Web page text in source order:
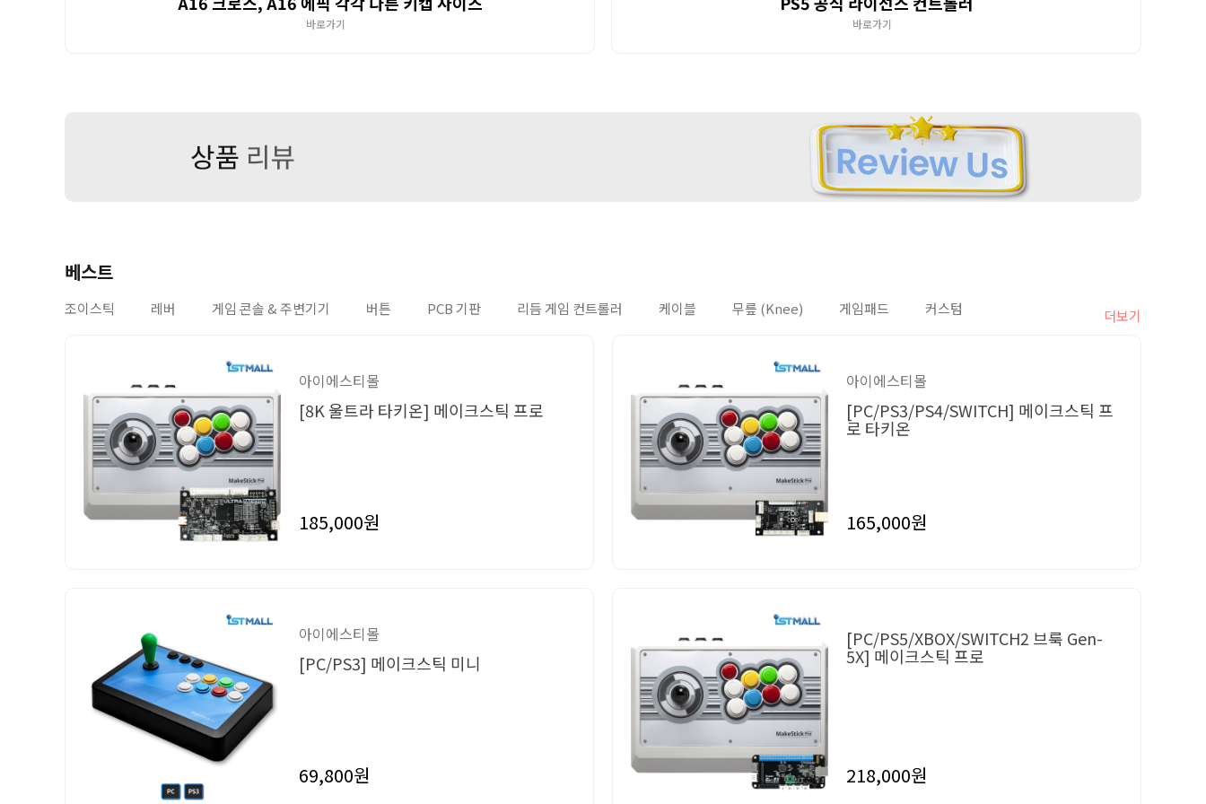
바로가기 바로가기
베스트
조이스틱 레버 게임 콘솔 & 주변기기 버튼 PCB 기판 리듬 게임 컨트롤러 케이블 무릎 (Knee) 게임패드 커스텀 더보기
아이에스티몰
[8K 울트라 타키온] 메이크스틱 프로
185,000원
아이에스티몰
[PC/PS3/PS4/SWITCH] 메이크스틱 프
로 타키온
165,000원
아이에스티몰
[PC/PS3] 메이크스틱 미니
69,800원
[PC/PS5/XBOX/SWITCH2 브룩 Gen-
5X] 메이크스틱 프로
218,000원